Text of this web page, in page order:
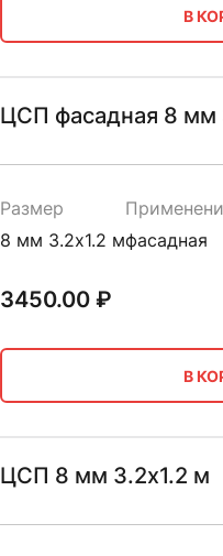
В
ЦСП фасадная 8 мм
Размер
8 мм 3.2х1.2 мфасадная
3450.00₽
В
ЦСП 8 мм 3.2х1.2 м